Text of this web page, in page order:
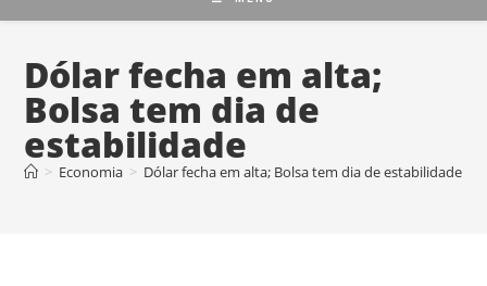
Dólar fecha em alta;
Bolsa tem dia de
estabilidade
> Economia > Dólar fecha em alta; Bolsa tem dia de estabilidade